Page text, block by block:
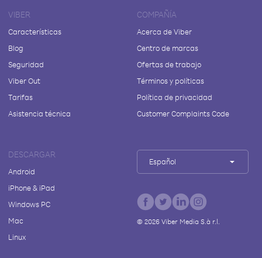
VIBER
Características
Blog
Seguridad
Viber Out
Tarifas
Asistencia técnica
COMPAÑÍA
Acerca de Viber
Centro de marcas
Ofertas de trabajo
Términos y políticas
Política de privacidad
Customer Complaints Code
DESCARGAR
Android
iPhone & iPad
Windows PC
Mac
Linux
Español
© 2026Viber Media S.à r.l.